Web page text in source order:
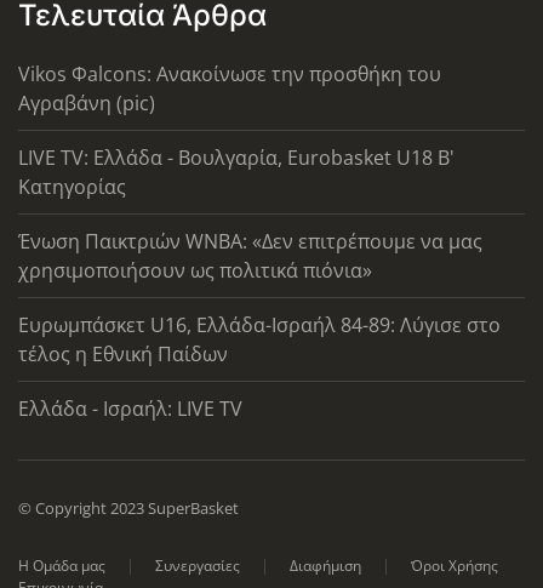
Τελευταία Άρθρα
Vikos Φalcons: Ανακοίνωσε την προσθήκη του
Αγραβάνη (pic)
LIVE TV: Ελλάδα - Βουλγαρία, Eurobasket U18 Β'
Κατηγορίας
Ένωση Παικτριών WNBA: «Δεν επιτρέπουμε να μας
χρησιμοποιήσουν ως πολιτικά πιόνια»
Ευρωμπάσκετ U16, Ελλάδα-Ισραήλ 84-89: Λύγισε στο
τέλος η Εθνική Παίδων
Ελλάδα - Ισραήλ: LIVE TV
© Copyright 2023 SuperBasket
Η Ομάδα μας Συνεργασίες Διαφήμιση
Όροι Χρήσης